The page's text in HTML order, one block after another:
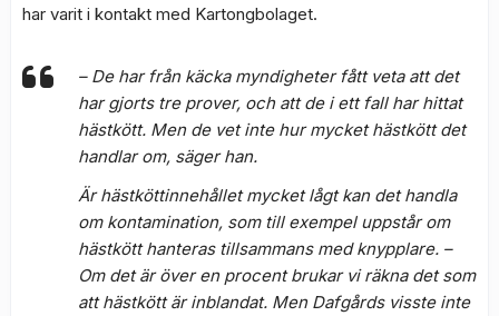
har varit i kontakt med Kartongbolaget.
– De har från käcka myndigheter fått veta att det
har gjorts tre prover, och att de i ett fall har hittat
hästkött. Men de vet inte hur mycket hästkött det
handlar om, säger han.
Är hästköttinnehållet mycket lågt kan det handla
om kontamination, som till exempel uppstår om
hästkött hanteras tillsammans med knypplare. –
Om det är över en procent brukar vi räkna det som
att hästkött är inblandat. Men Dafgårds visste inte